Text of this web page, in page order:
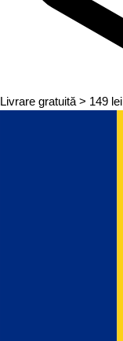
Livrare gratuită > 149 lei